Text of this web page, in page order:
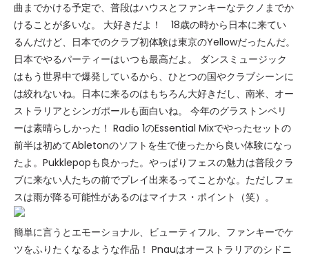
曲までかける予定で、普段はハウスとファンキーなテクノまでか
けることが多いな。 大好きだよ！ 18歳の時から日本に来てい
るんだけど、日本でのクラブ初体験は東京のYellowだったんだ。
日本でやるパーティーはいつも最高だよ。 ダンスミュージック
はもう世界中で爆発しているから、ひとつの国やクラブシーンに
は絞れないね。日本に来るのはもちろん大好きだし、南米、オー
ストラリアとシンガポールも面白いね。 今年のグラストンベリ
ーは素晴らしかった！ Radio 1のEssential Mixでやったセットの
前半は初めてAbletonのソフトを生で使ったから良い体験になっ
たよ。Pukklepopも良かった。やっぱりフェスの魅力は普段クラ
ブに来ない人たちの前でプレイ出来るってことかな。ただしフェ
スは雨が降る可能性があるのはマイナス・ポイント（笑）。
簡単に言うとエモーショナル、ビューティフル、ファンキーでケ
ツをふりたくなるような作品！ Pnauはオーストラリアのシドニ